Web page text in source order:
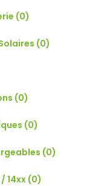
(0)
(0)
(0)
(0)
(0)
14xx (0)